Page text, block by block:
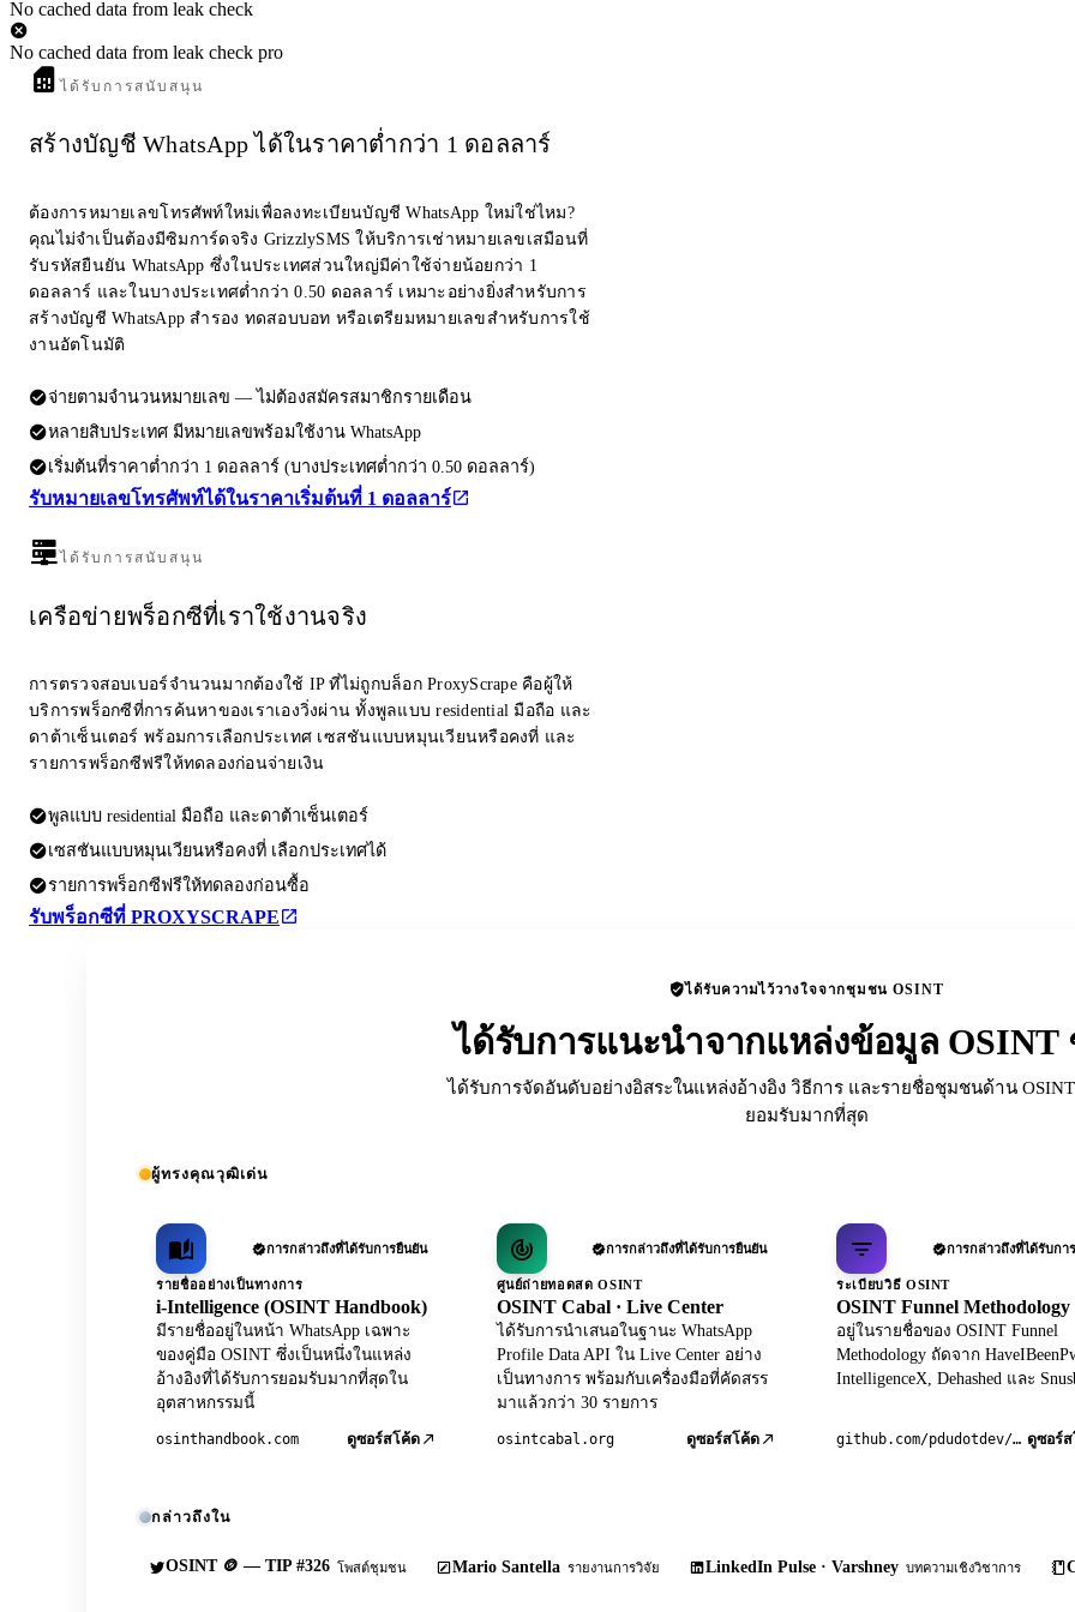
No cached data from leak check
No cached data from leak check pro
ได้รับการสนับสนุน
สร้างบัญชี WhatsApp ได้ในราคาต่ำกว่า 1 ดอลลาร์
ต้องการหมายเลขโทรศัพท์ใหม่เพื่อลงทะเบียนบัญชี WhatsApp ใหม่ใช่ไหม?
คุณไม่จำเป็นต้องมีซิมการ์ดจริง GrizzlySMS ให้บริการเช่าหมายเลขเสมือนที่
รับรหัสยืนยัน WhatsApp ซึ่งในประเทศส่วนใหญ่มีค่าใช้จ่ายน้อยกว่า 1
ดอลลาร์ และในบางประเทศต่ำกว่า 0.50 ดอลลาร์ เหมาะอย่างยิ่งสำหรับการ
สร้างบัญชี WhatsApp สำรอง ทดสอบบอท หรือเตรียมหมายเลขสำหรับการใช้
งานอัตโนมัติ
จ่ายตามจำนวนหมายเลข — ไม่ต้องสมัครสมาชิกรายเดือน
หลายสิบประเทศ มีหมายเลขพร้อมใช้งาน WhatsApp
เริ่มต้นที่ราคาต่ำกว่า 1 ดอลลาร์ (บางประเทศต่ำกว่า 0.50 ดอลลาร์)
รับหมายเลขโทรศัพท์ได้ในราคาเริ่มต้นที่ 1 ดอลลาร์
ได้รับการสนับสนุน
เครือข่ายพร็อกซีที่เราใช้งานจริง
การตรวจสอบเบอร์จำนวนมากต้องใช้ IP ที่ไม่ถูกบล็อก ProxyScrape คือผู้ให้
บริการพร็อกซีที่การค้นหาของเราเองวิ่งผ่าน ทั้งพูลแบบ residential มือถือ และ
ดาต้าเซ็นเตอร์ พร้อมการเลือกประเทศ เซสชันแบบหมุนเวียนหรือคงที่ และ
รายการพร็อกซีฟรีให้ทดลองก่อนจ่ายเงิน
พูลแบบ residential มือถือ และดาต้าเซ็นเตอร์
เซสชันแบบหมุนเวียนหรือคงที่ เลือกประเทศได้
รายการพร็อกซีฟรีให้ทดลองก่อนซื้อ
รับพร็อกซีที่ PROXYSCRAPE
ได้รับความไว้วางใจจากชุมชน OSINT
ได้รับการแนะนำจากแหล่งข้อมูล OSINT
ได้รับการจัดอันดับอย่างอิสระในแหล่งอ้างอิง วิธีการ และรายชื่อชุมชนด้าน
ยอมรับมากที่สุด
ผู้ทรงคุณวุฒิเด่น
การกล่าวถึงที่ได้รับการยืนยัน
รายชื่ออย่างเป็นทางการ
i-Intelligence (OSINT Handbook)
มีรายชื่ออยู่ในหน้า WhatsApp เฉพาะ
ของคู่มือ OSINT ซึ่งเป็นหนึ่งในแหล่ง
อ้างอิงที่ได้รับการยอมรับมากที่สุดใน
อุตสาหกรรมนี้
osinthandbook.com ดูซอร์สโค้ด
การกล่าวถึงที่ได้รับการยืนยัน
ศูนย์ถ่ายทอดสด OSINT
OSINT Cabal · Live Center
ได้รับการนำเสนอในฐานะ WhatsApp
Profile Data API ใน Live Center อย่าง
เป็นทางการ พร้อมกับเครื่องมือที่คัดสรร
มาแล้วกว่า 30 รายการ
osintcabal.org ดูซอร์สโค้ด
การกล่าวถึงที่ได้รับกา
ระเบียบวิธี OSINT
OSINT Funnel Methodology
อยู่ในรายชื่อของ OSINT Funnel
Methodology ถัดจาก
IntelligenceX, Dehashed และ
github.com/pdudotdev/ofm ดูซอร์
กล่าวถึงใน
OSINT 🪙 — TIP #326 โพสต์ชุมชน Mario Santella รายงานการวิจัย LinkedIn Pulse · Varshney บทความเชิงวิชาการ